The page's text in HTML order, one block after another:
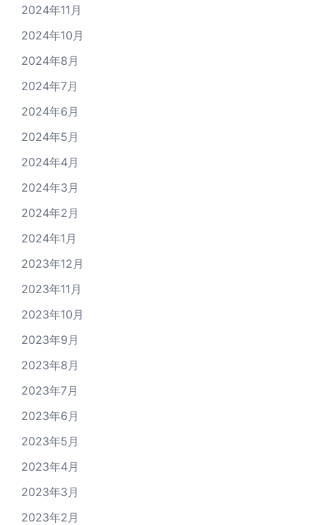
2024年11月
2024年10月
2024年8月
2024年7月
2024年6月
2024年5月
2024年4月
2024年3月
2024年2月
2024年1月
2023年12月
2023年11月
2023年10月
2023年9月
2023年8月
2023年7月
2023年6月
2023年5月
2023年4月
2023年3月
2023年2月